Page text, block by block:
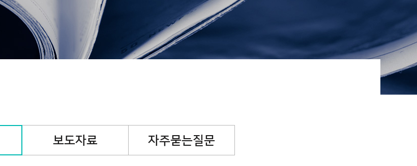
보도자료 자주묻는질문